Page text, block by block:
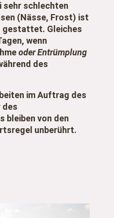
sehr schlechten
(Nässe, Frost) ist
gestattet. Gleiches
wenn
oder Entrümplung
des
im Auftrag des
des
bleiben von den
unberührt.